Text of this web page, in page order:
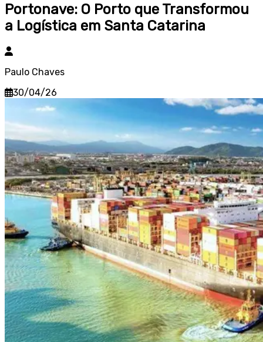
Portonave: O Porto que Transformou
a Logística em Santa Catarina
Paulo Chaves
30/04/26